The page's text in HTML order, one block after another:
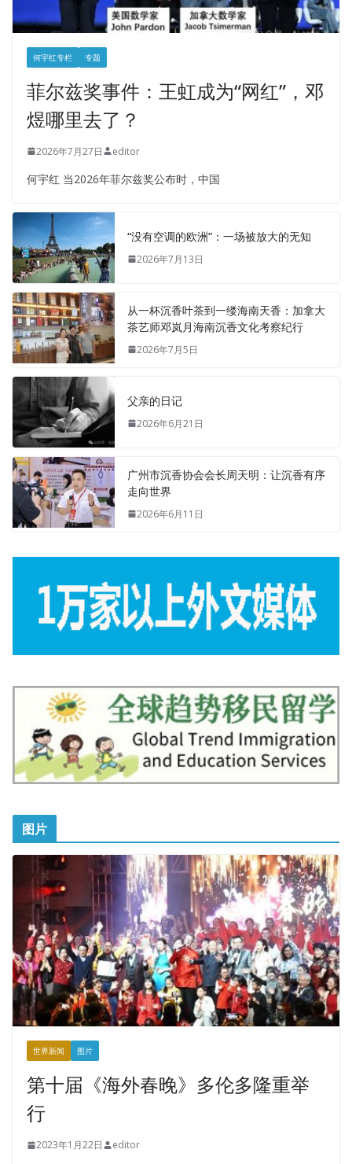
何宇红专栏 专题
菲尔兹奖事件：王虹成为“网红”，邓
煜哪里去了？
2026年7月27日 editor
何宇红 当2026年菲尔兹奖公布时，中国
“没有空调的欧洲”：一场被放大的无知
2026年7月13日
从一杯沉香叶茶到一缕海南天香：加拿大
茶艺师邓岚月海南沉香文化考察纪行
2026年7月5日
父亲的日记
2026年6月21日
广州市沉香协会会长周天明：让沉香有序
走向世界
2026年6月11日
图片
世界新闻 图片
第十届《海外春晚》多伦多隆重举
行
2023年1月22日 editor